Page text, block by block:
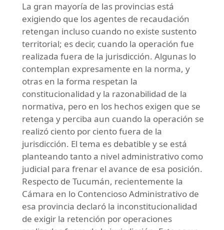
La gran mayoría de las provincias está
exigiendo que los agentes de recaudación
retengan incluso cuando no existe sustento
territorial; es decir, cuando la operación fue
realizada fuera de la jurisdicción. Algunas lo
contemplan expresamente en la norma, y
otras en la forma respetan la
constitucionalidad y la razonabilidad de la
normativa, pero en los hechos exigen que se
retenga y perciba aun cuando la operación se
realizó ciento por ciento fuera de la
jurisdicción. El tema es debatible y se está
planteando tanto a nivel administrativo como
judicial para frenar el avance de esa posición.
Respecto de Tucumán, recientemente la
Cámara en lo Contencioso Administrativo de
esa provincia declaró la inconstitucionalidad
de exigir la retención por operaciones